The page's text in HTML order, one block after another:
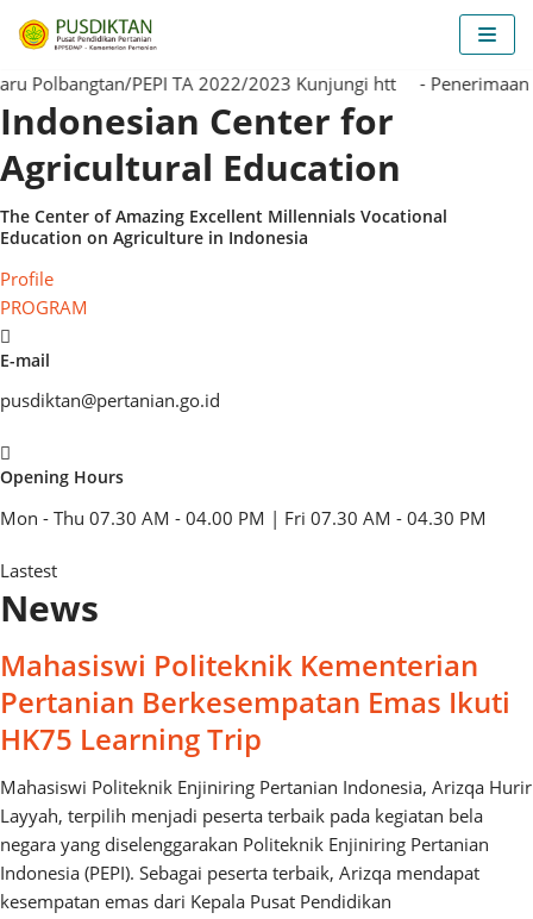
Skip
to
contentPEPI TA 2022/2023 Kunjungi htt - Penerimaan
Indonesian Center for
Agricultural Education
The Center of Amazing Excellent Millennials Vocational
Education on Agriculture in Indonesia
Profile
PROGRAM
E-mail
pusdiktan@pertanian.go.id
Opening Hours
Mon - Thu 07.30 AM - 04.00 PM | Fri 07.30 AM - 04.30 PM
Lastest
News
Mahasiswi Politeknik Kementerian
Pertanian Berkesempatan Emas Ikuti
HK75 Learning Trip
Mahasiswi Politeknik Enjiniring Pertanian Indonesia, Arizqa Hurir
Layyah, terpilih menjadi peserta terbaik pada kegiatan bela
negara yang diselenggarakan Politeknik Enjiniring Pertanian
Indonesia (PEPI). Sebagai peserta terbaik, Arizqa mendapat
kesempatan emas dari Kepala Pusat Pendidikan